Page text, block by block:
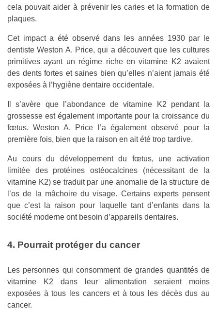
cela pouvait aider à prévenir les caries et la formation de
plaques.
Cet impact a été observé dans les années 1930 par le
dentiste Weston A. Price, qui a découvert que les cultures
primitives ayant un régime riche en vitamine K2 avaient
des dents fortes et saines bien qu’elles n’aient jamais été
exposées à l’hygiène dentaire occidentale.
Il s’avère que l’abondance de vitamine K2 pendant la
grossesse est également importante pour la croissance du
fœtus. Weston A. Price l’a également observé pour la
première fois, bien que la raison en ait été trop tardive.
Au cours du développement du fœtus, une activation
limitée des protéines ostéocalcines (nécessitant de la
vitamine K2) se traduit par une anomalie de la structure de
l’os de la mâchoire du visage. Certains experts pensent
que c’est la raison pour laquelle tant d’enfants dans la
société moderne ont besoin d’appareils dentaires.
4. Pourrait protéger du cancer
Les personnes qui consomment de grandes quantités de
vitamine K2 dans leur alimentation seraient moins
exposées à tous les cancers et à tous les décès dus au
cancer.